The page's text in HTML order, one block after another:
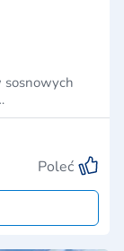
sosnowych
Poleć